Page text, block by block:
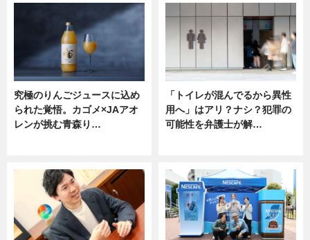
究極のりんごジュースに込め
られた覚悟。カゴメ×JAアオ
レンが挑む青森り…
「トイレが混んでるから異性
用へ」はアリ？ナシ？犯罪の
可能性を弁護士が解…